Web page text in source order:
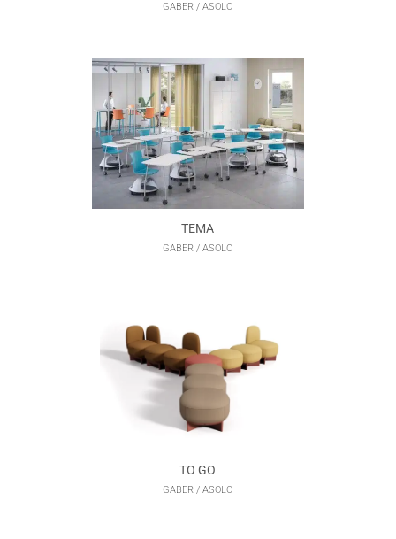
GABER / ASOLO
TEMA
GABER / ASOLO
TO GO
GABER / ASOLO